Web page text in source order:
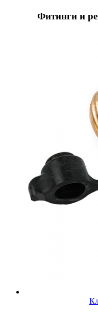
Фитинги и